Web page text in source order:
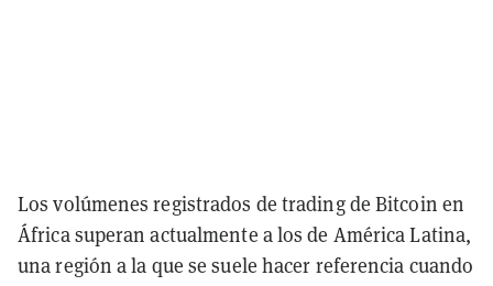
Los volúmenes registrados de trading de Bitcoin en
África superan actualmente a los de América Latina,
una región a la que se suele hacer referencia cuando